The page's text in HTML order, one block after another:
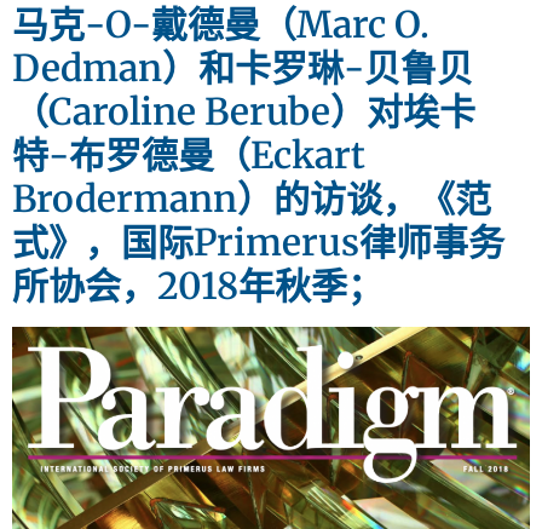
马克-O-戴德曼（Marc O.
Dedman）和卡罗琳-贝鲁贝
（Caroline Berube）对埃卡
特-布罗德曼（Eckart
Brodermann）的访谈，《范
式》，国际Primerus律师事务
所协会，2018年秋季；